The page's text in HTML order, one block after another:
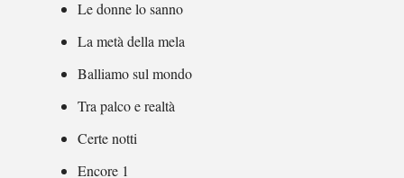
Le donne lo sanno
La metà della mela
Balliamo sul mondo
Tra palco e realtà
Certe notti
Encore 1